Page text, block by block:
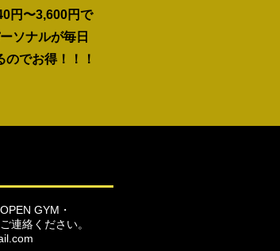
円〜3,600円で
ソナルが毎日
ので​お得！！！
GYM・
連絡ください。